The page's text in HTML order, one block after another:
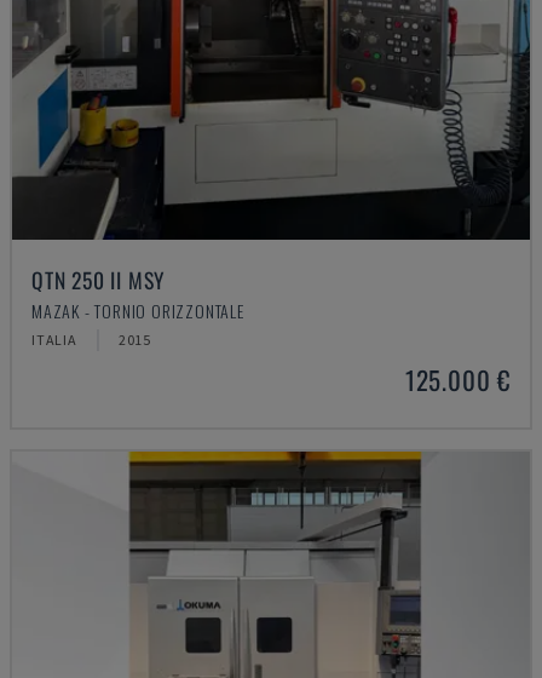
QTN 250 II MSY
MAZAK - TORNIO ORIZZONTALE
ITALIA 2015
125.000 €